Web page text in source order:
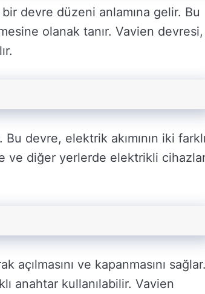
devre düzeni anlamına gelir. Bu
olanak tanır. Vavien devresi,
devre, elektrik akımının iki
ve diğer yerlerde elektrikli
açılmasını ve kapanmasını
anahtar kullanılabilir. Vavien